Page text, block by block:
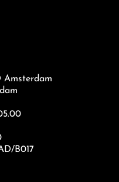
Amsterdam
B017